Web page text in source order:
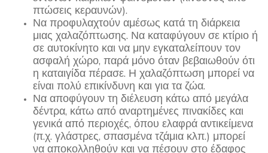
πτώσεις κεραυνών).
Να προφυλαχτούν αμέσως κατά τη διάρκεια
μιας χαλαζόπτωσης. Να καταφύγουν σε κτίριο ή
σε αυτοκίνητο και να μην εγκαταλείπουν τον
ασφαλή χώρο, παρά μόνο όταν βεβαιωθούν ότι
η καταιγίδα πέρασε. Η χαλαζόπτωση μπορεί να
είναι πολύ επικίνδυνη και για τα ζώα.
Να αποφύγουν τη διέλευση κάτω από μεγάλα
δέντρα, κάτω από αναρτημένες πινακίδες και
γενικά από περιοχές, όπου ελαφρά αντικείμενα
(π.χ. γλάστρες, σπασμένα τζάμια κλπ.) μπορεί
να αποκολληθούν και να πέσουν στο έδαφος